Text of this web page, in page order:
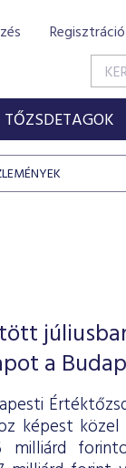
Regisztráció
TŐZSDETAGOK
a
képest
milliárd